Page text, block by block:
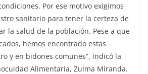
Por ese motivo exigimos
sanitario para tener la certeza de
la salud de la población. Pese a que
hemos encontrado estas
y en bidones comunes”, indicó la
Alimentaria, Zulma Miranda.